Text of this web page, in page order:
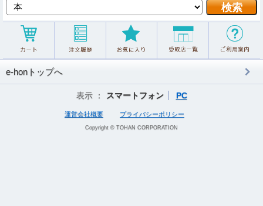
e-honトップへ
表示 ： スマートフォン PC
運営会社概要 プライバシーポリシー
Copyright © TOHAN CORPORATION